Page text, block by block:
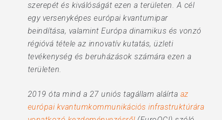
szerepét és kiválóságát ezen a területen. A cél
egy versenyképes európai kvantumipar
beindítása, valamint Európa dinamikus és vonzó
régióvá tétele az innovatív kutatás, üzleti
tevékenység és beruházások számára ezen a
területen.
2019 óta mind a 27 uniós tagállam aláírta az
európai kvantumkommunikációs infrastruktúrára